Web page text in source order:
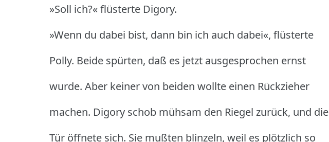
»Soll ich?« flüsterte Digory.
»Wenn du dabei bist, dann bin ich auch dabei«, flüsterte
Polly. Beide spürten, daß es jetzt ausgesprochen ernst
wurde. Aber keiner von beiden wollte einen Rückzieher
machen. Digory schob mühsam den Riegel zurück, und die
Tür öffnete sich. Sie mußten blinzeln, weil es plötzlich so